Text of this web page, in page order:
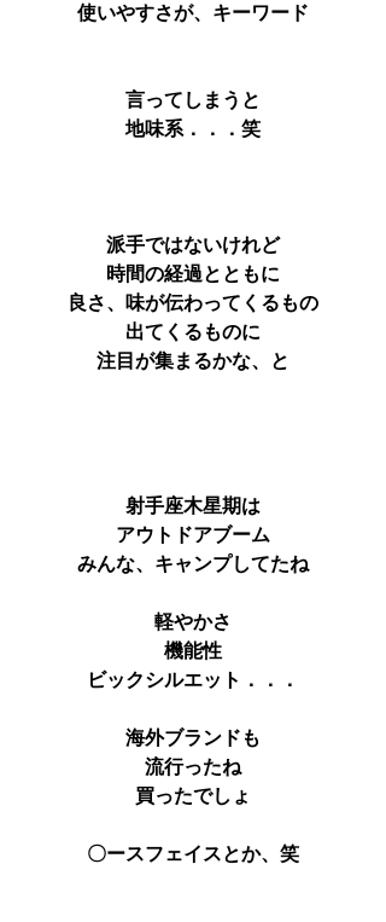
使いやすさが、キーワード
言ってしまうと
地味系．．．笑
派手ではないけれど
時間の経過とともに
良さ、味が伝わってくるもの
出てくるものに
注目が集まるかな、と
射手座木星期は
アウトドアブーム
みんな、キャンプしてたね
軽やかさ
機能性
ビックシルエット．．．
海外ブランドも
流行ったね
買ったでしょ
〇ースフェイスとか、笑